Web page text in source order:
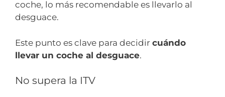
coche, lo más recomendable es llevarlo al
desguace.
Este punto es clave para decidir cuándo
llevar un coche al desguace.
No supera la ITV